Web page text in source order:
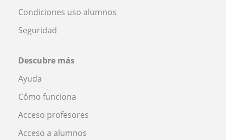
Condiciones uso alumnos
Seguridad
Descubre más
Ayuda
Cómo funciona
Acceso profesores
Acceso a alumnos